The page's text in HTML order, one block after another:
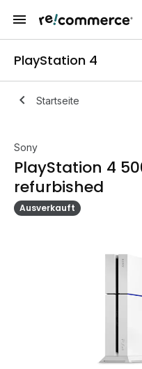
PlayStation 4
Startseite
Sony
PlayStation 4
refurbished
Ausverkauft